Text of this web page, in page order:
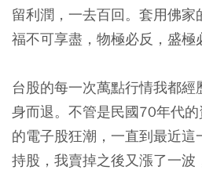
留利潤，一去百回。套用佛家
福不可享盡，物極必反，盛極
台股的每一次萬點行情我都經
身而退。不管是民國70年代
的電子股狂潮，一直到最近這
持股，我賣掉之後又漲了一波